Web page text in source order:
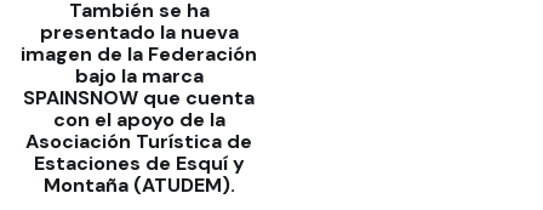
También se ha
presentado la nueva
imagen de la Federación
bajo la marca
SPAINSNOW que cuenta
con el apoyo de la
Asociación Turística de
Estaciones de Esquí y
Montaña (ATUDEM).